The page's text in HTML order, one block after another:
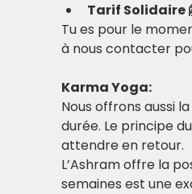
Tarif Solidaire
Tu es pour le
à nous contacter
Karma Yoga:
Nous offrons aussi
durée. Le principe
attendre en retour.
L’Ashram offre la
semaines est une